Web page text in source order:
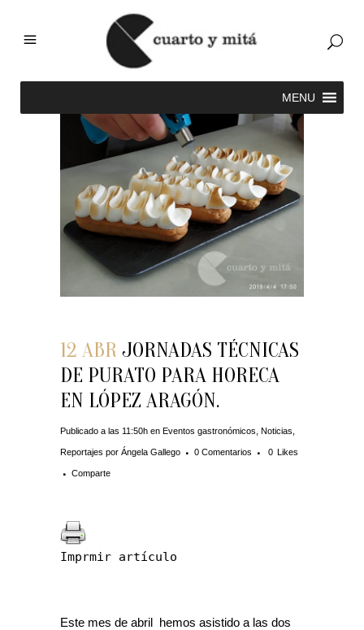
12 ABR JORNADAS TÉCNICAS
DE PURATO PARA HORECA
EN LÓPEZ ARAGÓN.
Publicado a las 11:50h en Eventos gastronómicos Noticias
Reportajes por Ángela Gallego 0 Comentarios 0 Likes
Comparte
Imprmir artículo
Este mes de abril hemos asistido a las dos